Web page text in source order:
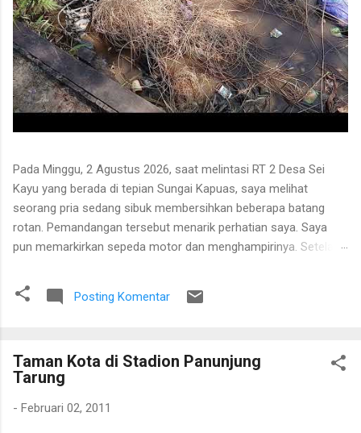
Pada Minggu, 2 Agustus 2026, saat melintasi RT 2 Desa Sei
Kayu yang berada di tepian Sungai Kapuas, saya melihat
seorang pria sedang sibuk membersihkan beberapa batang
rotan. Pemandangan tersebut menarik perhatian saya. Saya
pun memarkirkan sepeda motor dan menghampirinya. Setelah
proses pengolahan rotan hingga menjadi bahan baku tikar
anyaman. Di tangan masyarakat setempat, rotan berduri yang
ekonomi. Bapak tersebut bercerita bahwa rotan yang sedang
dibersihkannya berasal dari kebun karet yang juga ditanami
rotan. Tanaman itu diperkirakan telah berusia sekitar sepuluh
Posting Komentar
Taman Kota di Stadion Panunjung
Tarung
- Februari 02, 2011